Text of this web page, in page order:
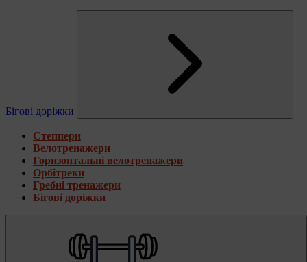
Бігові доріжки
Степпери
Велотренажери
Горизонтальні велотренажери
Орбітреки
Гребні тренажери
Бігові доріжки